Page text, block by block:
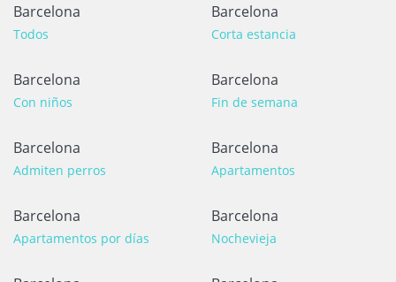
Barcelona
Todos
Barcelona
Corta estancia
Barcelona
Con niños
Barcelona
Fin de semana
Barcelona
Admiten perros
Barcelona
Apartamentos
Barcelona
Apartamentos por días
Barcelona
Nochevieja